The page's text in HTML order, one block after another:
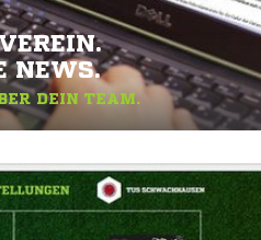
NEWS.
DEIN TEAM.